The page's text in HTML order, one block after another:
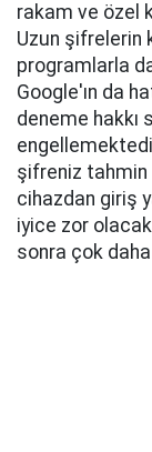
rakam ve özel
Uzun şifrelerin
programlarla
Google'ın da
deneme hakkı
şifreniz tahmin
cihazdan giriş
iyice zor
sonra çok